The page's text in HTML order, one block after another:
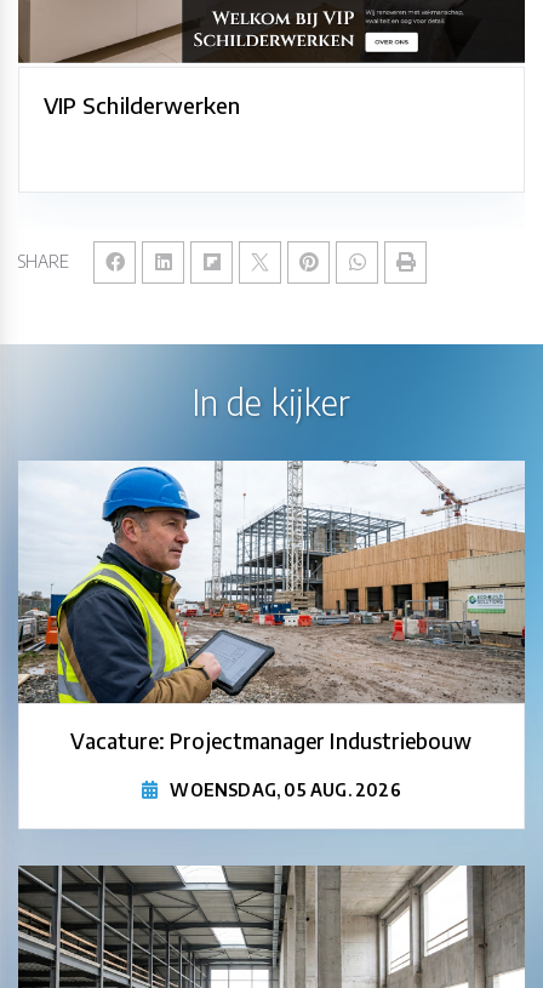
SHARE
VIP Schilderwerken
In de kijker
Vacature: Projectmanager Industriebouw
WOENSDAG, 05 AUG. 2026